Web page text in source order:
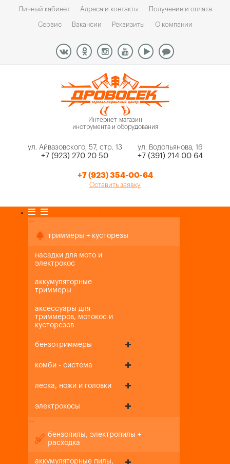
Личный кабинет Адреса и контакты Получение и оплата
Сервис Вакансии Реквизиты О компании
Интернет-магазин
инструмента и оборудования
ул. Айвазовского, 57, стр. 13
+7 (923) 270 20 50
ул. Водопьянова, 16
+7 (391) 214 00 64
+7 (923) 354-00-64
Оставить заявку
+-
триммеры + кусторезы
насадки для мото и
электрокос
аккумуляторные
триммеры
аксессуары для
триммеров, мотокос и
кусторезов
бензотриммеры
комби - система
леска, ножи и головки
электрокосы
+-
бензопилы, электропилы +
расходка
аккумуляторные пилы,